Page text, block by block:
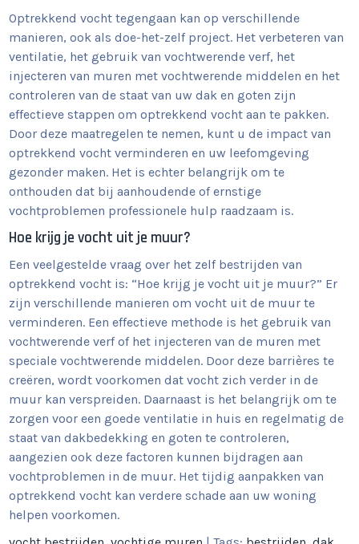
Optrekkend vocht tegengaan kan op verschillende
manieren, ook als doe-het-zelf project. Het verbeteren van
ventilatie, het gebruik van vochtwerende verf, het
injecteren van muren met vochtwerende middelen en het
controleren van de staat van uw dak en goten zijn
effectieve stappen om optrekkend vocht aan te pakken.
Door deze maatregelen te nemen, kunt u de impact van
optrekkend vocht verminderen en uw leefomgeving
gezonder maken. Het is echter belangrijk om te
onthouden dat bij aanhoudende of ernstige
vochtproblemen professionele hulp raadzaam is.
Hoe krijg je vocht uit je muur?
Een veelgestelde vraag over het zelf bestrijden van
optrekkend vocht is: “Hoe krijg je vocht uit je muur?” Er
zijn verschillende manieren om vocht uit de muur te
verminderen. Een effectieve methode is het gebruik van
vochtwerende verf of het injecteren van de muren met
speciale vochtwerende middelen. Door deze barrières te
creëren, wordt voorkomen dat vocht zich verder in de
muur kan verspreiden. Daarnaast is het belangrijk om te
zorgen voor een goede ventilatie in huis en regelmatig de
staat van dakbedekking en goten te controleren,
aangezien ook deze factoren kunnen bijdragen aan
vochtproblemen in de muur. Het tijdig aanpakken van
optrekkend vocht kan verdere schade aan uw woning
helpen voorkomen.